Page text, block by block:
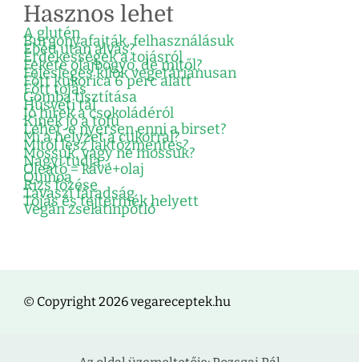
Hasznos lehet
A glutén
Burgonyafajták, felhasználásuk
Ebéd után alvás?
Érdekességek a tojásról
Fekete olajbogyó, de mitől?
Felesleges kilók vegetáriánusan
Főtt kukorica 6 perc alatt
Főtt tojás
Gomba tisztítása
Húsvéti tál
Jó hírek a csokoládéról
Kinek jó a tofu
Lehet-e nyersen enni a birset?
Mi a helyzet a cukorral?
Mitől lesz laktózmentes?
Mossuk, vagy ne mossuk?
Nagyi tudja…
Oleátó = kávé+olaj
Quinoa
Rizs főzése
Tavaszi fáradság
Tojás és tejtermék helyett
Vegán zselatinpótló
© Copyright 2026 vegareceptek.hu